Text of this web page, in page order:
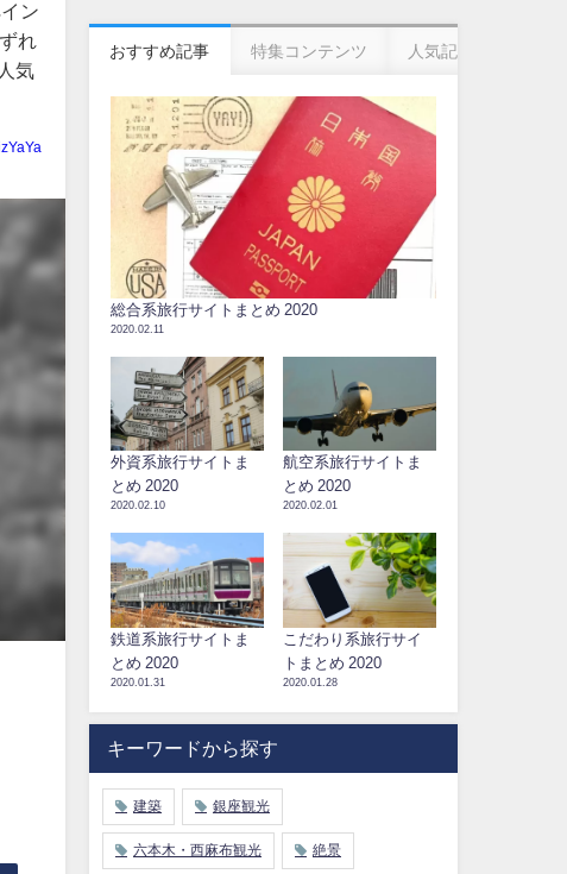
ン
れ
気
おすすめ記事 特集コンテンツ 人気記事
総合系旅行サイトまとめ 2020
2020.02.11
外資系旅行サイトま
とめ 2020
2020.02.10
航空系旅行サイトま
とめ 2020
2020.02.01
鉄道系旅行サイトま
とめ 2020
2020.01.31
こだわり系旅行サイ
トまとめ 2020
2020.01.28
キーワードから探す
建築 銀座観光
六本木・西麻布観光 絶景